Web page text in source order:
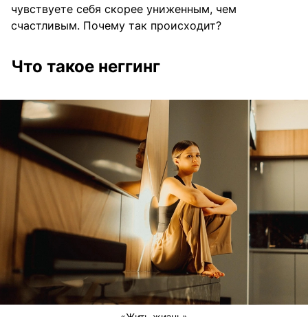
чувствуете себя скорее униженным, чем
счастливым. Почему так происходит?
Что такое неггинг